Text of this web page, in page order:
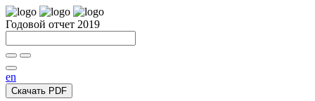
Годовой отчет 2019
en
Скачать PDF